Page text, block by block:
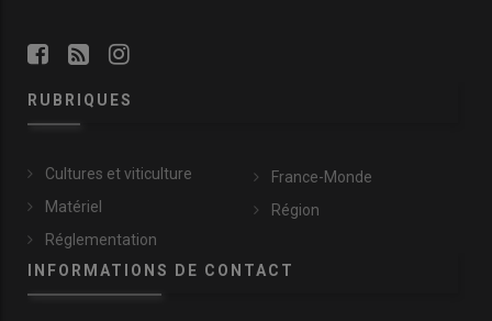
RUBRIQUES
Cultures et viticulture
Matériel
Réglementation
France-Monde
Région
INFORMATIONS DE CONTACT